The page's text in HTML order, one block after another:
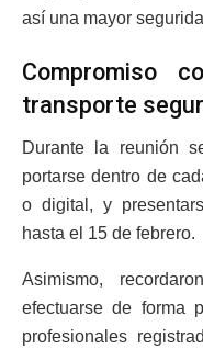
así una mayor
Compromiso
transporte
Durante la reunión
portarse dentro de
o digital, y
hasta el 15 de febrero.
Asimismo,
efectuarse de forma
profesionales